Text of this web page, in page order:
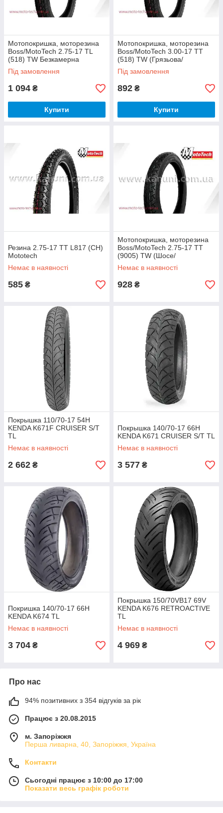
Мотопокришка, моторезина
Boss/MotoTech 2.75-17 TL
(518) TW Безкамерна
(Грязьова/Вежна) Mototech
Під замовлення
1 094 ₴
Купити
Мотопокришка, моторезина
Boss/MotoTech 3.00-17 TT
(518) TW (Грязьова/
Понедоріжжна) Mototech
Під замовлення
892 ₴
Купити
Резина 2.75-17 TT L817 (CH)
Mototech
Немає в наявності
585 ₴
Мотопокришка, моторезина
Boss/MotoTech 2.75-17 TT
(9005) TW (Шосе/
Понедорожня) Mototech
Немає в наявності
928 ₴
Покрышка 110/70-17 54H
KENDA K671F CRUISER S/T
TL
Немає в наявності
2 662 ₴
Покрышка 140/70-17 66H
KENDA K671 CRUISER S/T TL
Немає в наявності
3 577 ₴
Покришка 140/70-17 66H
KENDA K674 TL
Немає в наявності
3 704 ₴
Покрышка 150/70VB17 69V
KENDA K676 RETROACTIVE
TL
Немає в наявності
4 969 ₴
Про нас
94% позитивних з 354 відгуків за рік
Працює з 20.08.2015
м. Запоріжжя
Перша ливарна, 40, Запоріжжя, Україна
Контакти
Сьогодні працює з 10:00 до 17:00
Показати весь графік роботи